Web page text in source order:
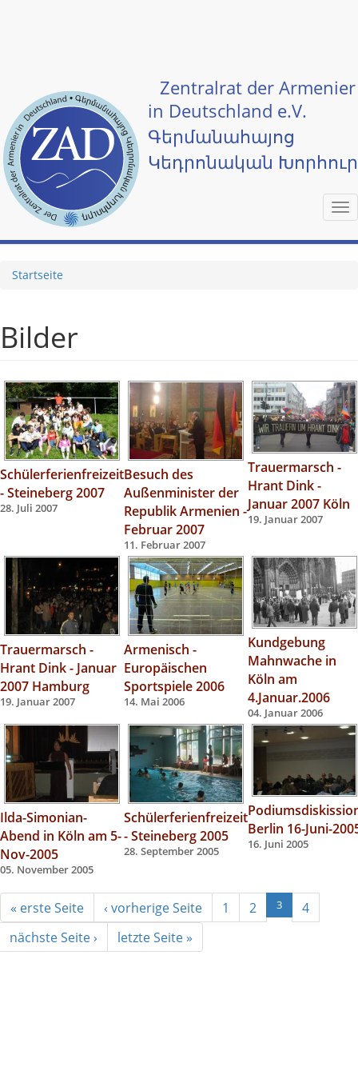
Zentralrat der Armenier
in Deutschland e.V.
Գերմանահայոց
Կեդրոնական
Startseite
Bilder
Schülerferienfreizeit
- Steineberg 2007
28. Juli 2007
Besuch des
Außenminister der
Republik Armenien -
Februar 2007
11. Februar 2007
Trauermarsch -
Hrant Dink -
Januar 2007 Köln
19. Januar 2007
Trauermarsch -
Hrant Dink - Januar
2007 Hamburg
19. Januar 2007
Armenisch -
Europäischen
Sportspiele 2006
14. Mai 2006
Kundgebung
Mahnwache in
Köln am
4.Januar.2006
04. Januar 2006
Ilda-Simonian-
Abend in Köln am 5-
Nov-2005
05. November 2005
Schülerferienfreizeit
- Steineberg 2005
28. September 2005
Berlin 16-Juni-
16. Juni 2005
« erste Seite ‹ vorherige Seite 1 2 3
4
nächste Seite ›
letzte Seite »